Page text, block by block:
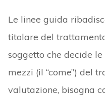
Le linee guida
titolare del
soggetto che decide le
mezzi (il “come”) del
valutazione, bisogna